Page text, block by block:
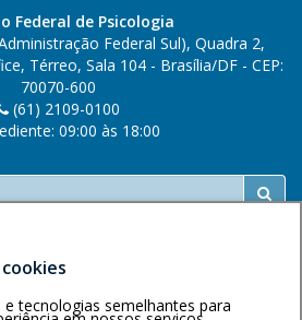
Federal de Psicologia
Federal Sul), Quadra 2,
Térreo, Sala 104 - Brasília/DF - CEP:
70070-600
(61) 2109-0100
09:00 às 18:00
tecnologias semelhantes para